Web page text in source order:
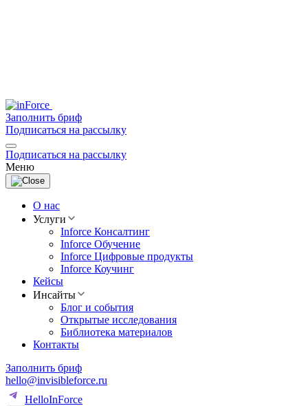
Заполнить бриф
Подписаться на рассылку
Подписаться на рассылку
Меню
О нас
Услуги
Inforce Консалтинг
Inforce Обучение
Inforce Цифровые продукты
Inforce Коучинг
Кейсы
Инсайты
Блог и события
Открытые исследования
Библиотека материалов
Контакты
Заполнить бриф
hello@invisibleforce.ru
HelloInForce